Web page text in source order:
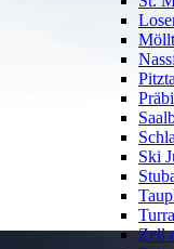
Ski
Zell